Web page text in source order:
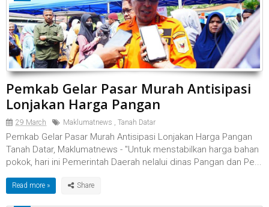
Pemkab Gelar Pasar Murah Antisipasi
Lonjakan Harga Pangan
29 March Maklumatnews , Tanah Datar
Pemkab Gelar Pasar Murah Antisipasi Lonjakan Harga Pangan
Tanah Datar, Maklumatnews - "Untuk menstabilkan harga bahan
pokok, hari ini Pemerintah Daerah nelalui dinas Pangan dan Pe...
Read more »